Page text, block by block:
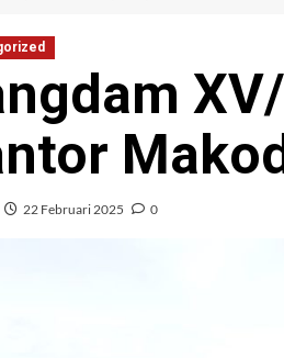
22 Februari 2025 0